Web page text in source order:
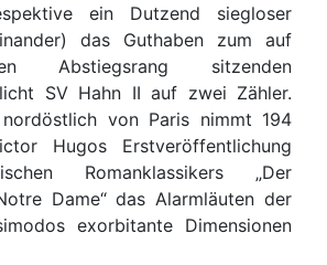
ein Dutzend siegloser
das Guthaben zum auf
Abstiegsrang sitzenden
SV Hahn II auf zwei Zähler.
von Paris nimmt 194
Hugos Erstveröffentlichung
Romanklassikers „Der
Dame“ das Alarmläuten der
exorbitante Dimensionen